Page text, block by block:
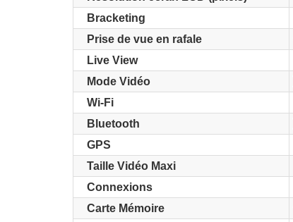
Bracketing
Prise de vue en rafale
Live View
Mode Vidéo
Wi-Fi
Bluetooth
GPS
Taille Vidéo Maxi
Connexions
Carte Mémoire